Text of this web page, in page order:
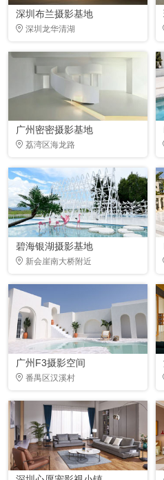
深圳布兰摄影基地
深圳龙华清湖
广州密密摄影基地
荔湾区海龙路
碧海银湖摄影基地
新会崖南大桥附近
广州F3摄影空间
番禺区汉溪村